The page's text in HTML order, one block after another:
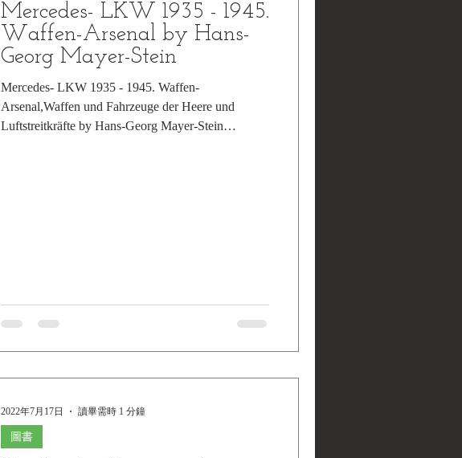
Mercedes- LKW 1935 - 1945.
Waffen-Arsenal by Hans-
Georg Mayer-Stein
Mercedes- LKW 1935 - 1945. Waffen-
Arsenal,Waffen und Fahrzeuge der Heere und
Luftstreitkräfte by Hans-Georg Mayer-Stein
圖書
2022年7月17日 讀畢需時 1 分鐘